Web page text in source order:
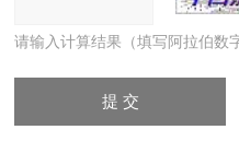
请输入计算结果（填写阿拉伯数